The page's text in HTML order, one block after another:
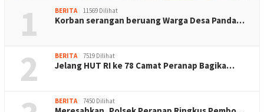
1 BERITA 11569 Dilihat
Korban serangan beruang Warga Desa Panda…
2 BERITA 7519 Dilihat
Jelang HUT RI ke 78 Camat Peranap Bagika…
BERITA 7450 Dilihat